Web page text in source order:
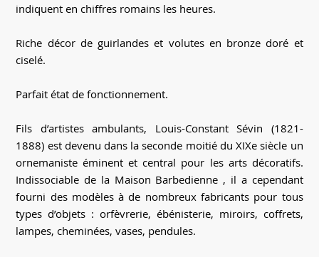
indiquent en chiffres romains les heures.
Riche décor de guirlandes et volutes en bronze doré et
ciselé.
Parfait état de fonctionnement.
Fils d’artistes ambulants, Louis-Constant Sévin (1821-
1888) est devenu dans la seconde moitié du XIXe siècle un
ornemaniste éminent et central pour les arts décoratifs.
Indissociable de la Maison Barbedienne , il a cependant
fourni des modèles à de nombreux fabricants pour tous
types d’objets : orfèvrerie, ébénisterie, miroirs, coffrets,
lampes, cheminées, vases, pendules.